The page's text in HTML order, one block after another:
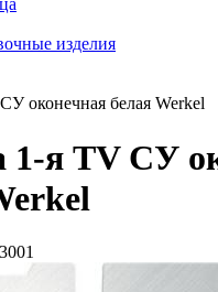
изделия
оконечная белая Werkel
1-я TV СУ